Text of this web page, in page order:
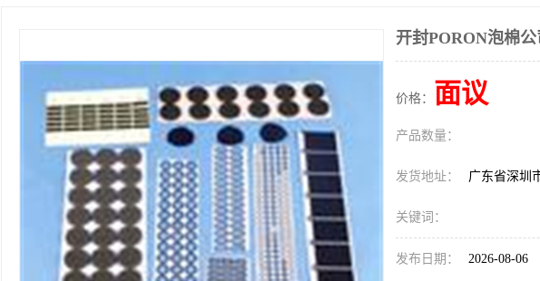
开封PORON泡棉公
价格： 面议
产品数量：
发货地址： 广东省深圳
关键词：
发布日期： 2026-08-06